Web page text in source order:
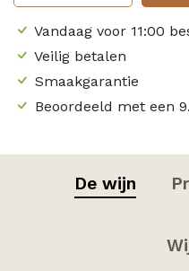
Vandaag voor 11:00
Veilig betalen
Smaakgarantie
Beoordeeld met een
De wijn